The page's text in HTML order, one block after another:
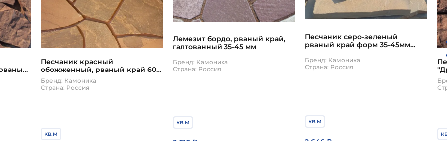
Песчаник красный
обожженный, рваный край 60-
80 мм
Бренд: Камоника
Страна: Россия
кв.м
Лемезит бордо, рваный край,
галтованный 35-45 мм
Бренд: Камоника
Страна: Россия
кв.м
Песчаник серо-зеленый
рваный край форм 35-45мм
Бренд: Камоника
Страна: Россия
кв.м